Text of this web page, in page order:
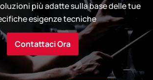
più adatte sulla base delle tue
esigenze tecniche
Contattaci Ora